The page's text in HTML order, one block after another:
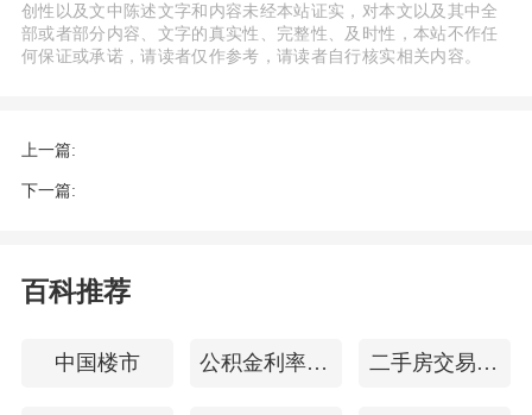
宅销售价格环比由上月上涨0.1%转为持
平，二线城市新建商品住宅销售价格环比
而房价指数上涨前5位的城市为，大
挺。一类为城市能级很高的城市，如上海
创性以及文中陈述文字和内容未经本站证实，对本文以及其中全
部或者部分内容、文字的真实性、完整性、及时性，本站不作任
何保证或承诺，请读者仅作参考，请读者自行核实相关内容。
上一篇:
下一篇:
百科推荐
中国楼市 公积金利率下调 二手房交易贷款流程